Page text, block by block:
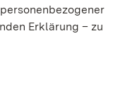
Erklärung – zu